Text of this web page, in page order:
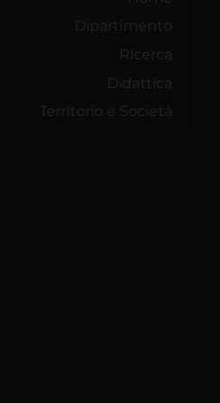
Dipartimento
Ricerca
Didattica
Territorio e Società